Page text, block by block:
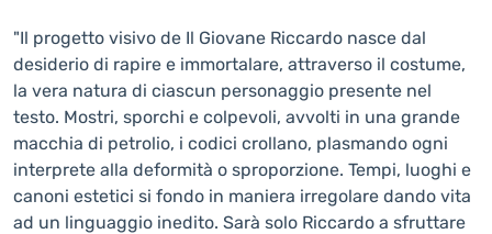
"Il progetto visivo de Il Giovane Riccardo nasce dal
desiderio di rapire e immortalare, attraverso il costume,
la vera natura di ciascun personaggio presente nel
testo. Mostri, sporchi e colpevoli, avvolti in una grande
macchia di petrolio, i codici crollano, plasmando ogni
interprete alla deformità o sproporzione. Tempi, luoghi e
canoni estetici si fondo in maniera irregolare dando vita
ad un linguaggio inedito. Sarà solo Riccardo a sfruttare